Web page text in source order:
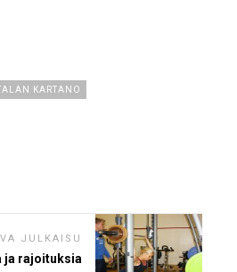
KARTANO
JULKAISU
ja rajoituksia